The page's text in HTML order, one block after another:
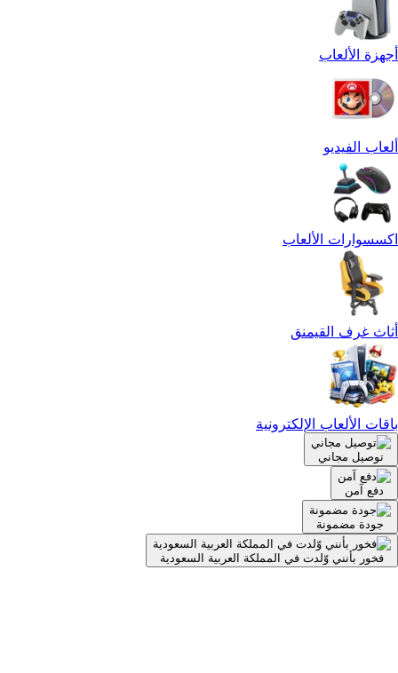
أجهزة الألعاب
ألعاب الفيديو
اكسسوارات الألعاب
أثاث غرف القيمنق
باقات الألعاب الإلكترونية
توصيل مجاني
دفع آمن
جودة مضمونة
فخور بأنني وّلدت في المملكة العربية السعودية